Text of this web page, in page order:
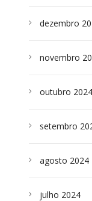
dezembro
novembro
outubro 2024
setembro
agosto 2024
julho 2024